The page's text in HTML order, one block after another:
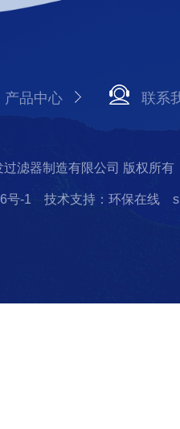
产品中心 联系
滤器制造有限公司 版权所有
号-1 技术支持：环保在线